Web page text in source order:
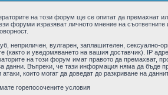
на този форум ще се опитат да
форуми изразяват личното мнение на
неприличен, вулгарен, заплашителен,
(както и уведомяването на вашия доставчик). IP
на този форум имат правото да премахват,
данни. Въпреки, че тази информация няма да бъде
които могат да доведат до разкриване на
горепосочените условия